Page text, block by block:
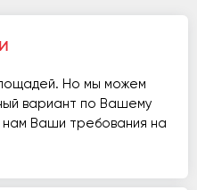
Но мы можем
вариант по Вашему
Ваши требования на